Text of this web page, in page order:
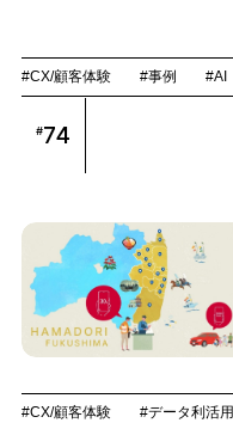
#CX/顧客体験 #事例 #AI
#74
#CX/顧客体験 #データ利活用